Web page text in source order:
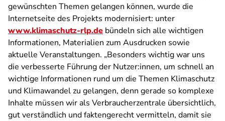
gewünschten Themen gelangen können, wurde die
Internetseite des Projekts modernisiert: unter
www.klimaschutz-rlp.de bündeln sich alle wichtigen
Informationen, Materialien zum Ausdrucken sowie
aktuelle Veranstaltungen. „Besonders wichtig war uns
die verbesserte Führung der Nutzer:innen, um schnell an
wichtige Informationen rund um die Themen Klimaschutz
und Klimawandel zu gelangen, denn gerade so komplexe
Inhalte müssen wir als Verbraucherzentrale übersichtlich,
gut verständlich und faktengerecht vermitteln, damit sie